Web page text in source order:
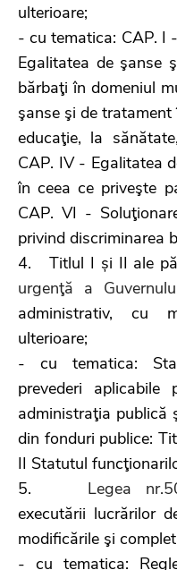
ulterioare;
- cu tematica: CAP. I
Egalitatea de şanse
bărbaţi în domeniul
şanse şi de
educaţie, la
CAP. IV - Egalitatea
în ceea ce priveşte
CAP. VI -
privind discriminarea
4. Titlul I și II ale
urgenţă a
administrativ, cu
ulterioare;
- cu tematica:
prevederi aplicabile
administraţia publică
din fonduri publice:
II Statutul
5. Legea
executării lucrărilor
modificările şi
- cu tematica: